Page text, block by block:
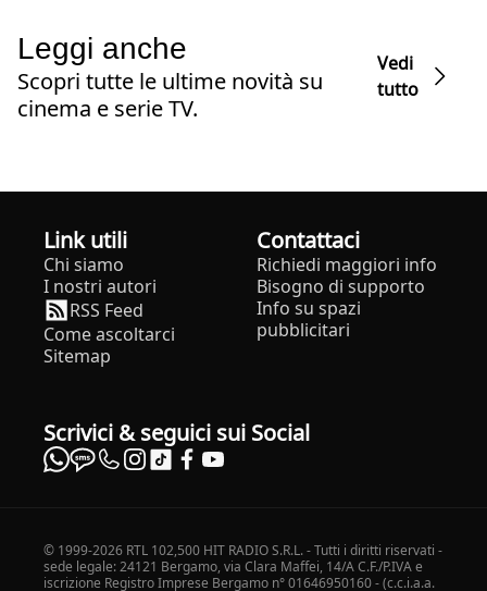
Leggi anche
Scopri tutte le ultime novità su
cinema e serie TV.
Vedi
tutto
Link utili
Chi siamo
I nostri autori
RSS Feed
Come ascoltarci
Sitemap
Contattaci
Richiedi maggiori info
Bisogno di supporto
Info su spazi
pubblicitari
Scrivici & seguici sui Social
© 1999-2026 RTL 102,500 HIT RADIO S.R.L. - Tutti i diritti riservati -
sede legale: 24121 Bergamo, via Clara Maffei, 14/A C.F./P.IVA e
iscrizione Registro Imprese Bergamo n° 01646950160 - (c.c.i.a.a.